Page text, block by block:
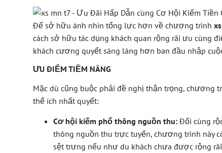
Để sở hữu ánh nhìn tổng lực hơn về chương trình
cách sở hữu tác dụng khách quan rộng rãi ưu cùng
khách cương quyết sáng láng hơn ban đầu nhập
ƯU ĐIỂM TIỀM NĂNG
Mặc dù cũng buộc phải đề nghị thận trọng, chương
thể ích nhất quyết:
Cơ hội kiếm phổ thông nguồn thu: Đối cùng
thông nguồn thu trực tuyến, chương trình này
sệt trưng nếu như du khách chưa được rộng